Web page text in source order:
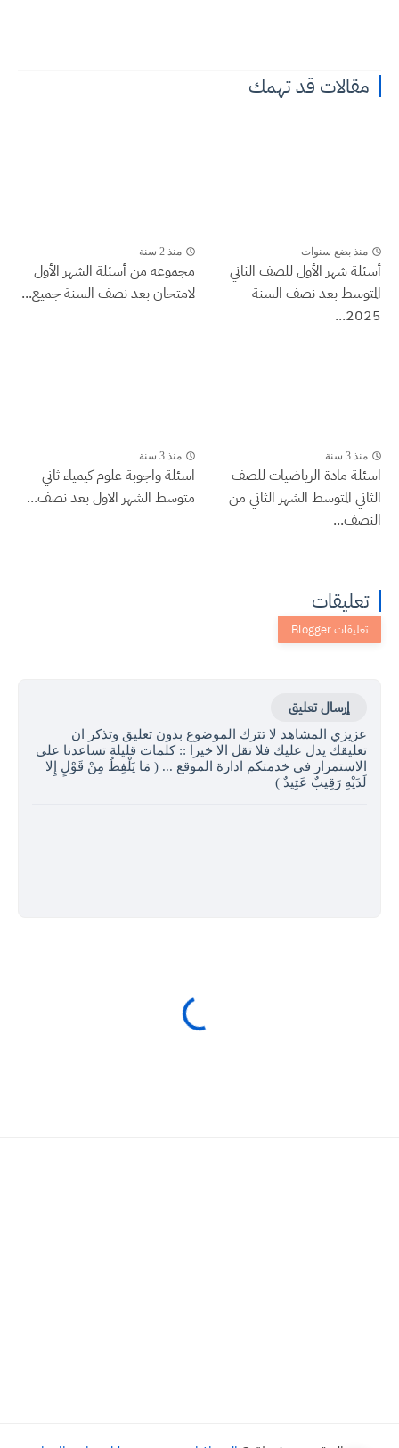
مقالات قد تهمك
منذ بضع سنوات
أسئلة شهر الأول للصف الثاني
المتوسط بعد نصف السنة
2025...
منذ 2 سنة
مجموعه من أسئلة الشهر الأول
لامتحان بعد نصف السنة جميع...
منذ 3 سنة
اسئلة مادة الرياضيات للصف
الثاني المتوسط الشهر الثاني من
النصف...
منذ 3 سنة
اسئلة واجوبة علوم كيمياء ثاني
متوسط الشهر الاول بعد نصف...
تعليقات
إرسال تعليق
عزيزي المشاهد لا تترك الموضوع بدون تعليق وتذكر ان
تعليقك يدل عليك فلا تقل الا خيرا :: كلمات قليلة تساعدنا على
الاستمرار في خدمتكم ادارة الموقع ... ( مَا يَلْفِظُ مِنْ قَوْلٍ إِلا
لَدَيْهِ رَقِيبٌ عَتِيدٌ )